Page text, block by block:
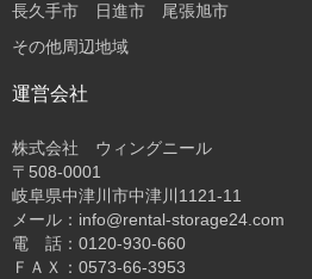
長久手市 日進市 尾張旭市
その他周辺地域
運営会社
株式会社 ウィングニール
〒508-0001
岐阜県中津川市中津川1121-11
メール：info@rental-storage24.com
電 話：0120-930-660
ＦＡＸ：0573-66-3953